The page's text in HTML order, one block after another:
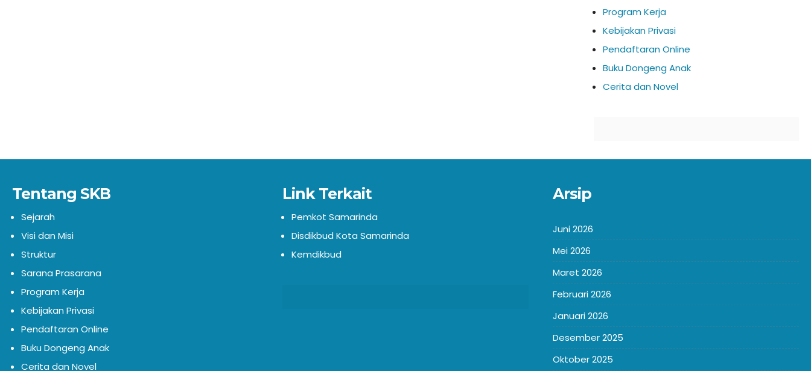
Program Kerja
Kebijakan Privasi
Pendaftaran Online
Buku Dongeng Anak
Cerita dan Novel
Tentang SKB
Sejarah
Visi dan Misi
Struktur
Sarana Prasarana
Program Kerja
Kebijakan Privasi
Pendaftaran Online
Buku Dongeng Anak
Cerita dan Novel
Link Terkait
Pemkot Samarinda
Disdikbud Kota Samarinda
Kemdikbud
Arsip
Juni 2026
Mei 2026
Maret 2026
Februari 2026
Januari 2026
Desember 2025
Oktober 2025